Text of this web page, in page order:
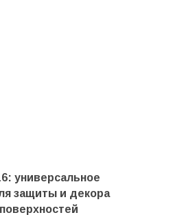
универсальное
защиты и декора